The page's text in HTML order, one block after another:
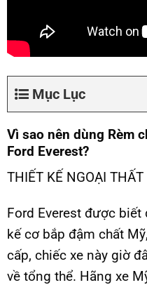
Mục Lục
Vì sao nên dùng Rèm
Ford Everest?
THIẾT KẾ NGOẠI THẤT
Ford Everest được biết
kế cơ bắp đậm chất
cấp, chiếc xe này giờ
về tổng thể. Hãng xe